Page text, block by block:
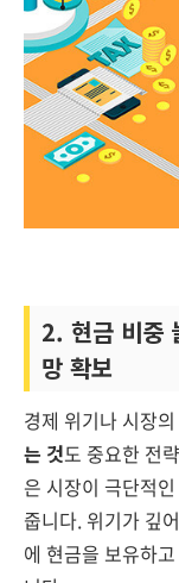
2. 현금 비중
망 확보
경제 위기나 시장
는 것도 중요한 전
은 시장이 극단적
줍니다. 위기가 깊
에 현금을 보유하